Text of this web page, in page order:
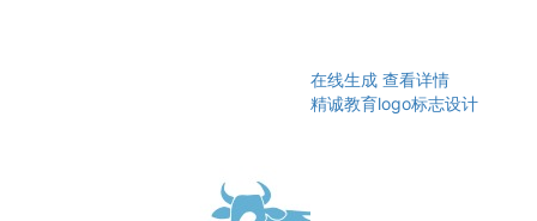
在线生成 查看详情
精诚教育logo标志设计